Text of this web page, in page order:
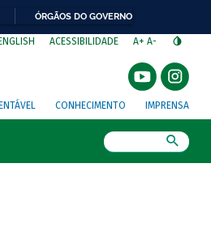
ÓRGÃOS DO GOVERNO
ACESSIBILIDADE A+ A-
CONHECIMENTO IMPRENSA